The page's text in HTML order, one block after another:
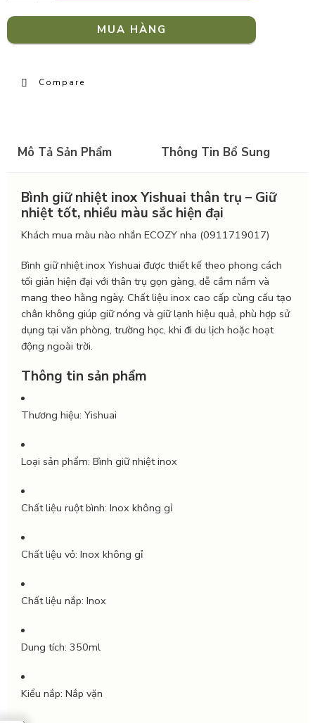
MUA HÀNG
Compare
Mô Tả Sản Phẩm Thông Tin Bổ Sung
Bình giữ nhiệt inox Yishuai thân trụ – Giữ
nhiệt tốt, nhiều màu sắc hiện đại
Khách mua màu nào nhắn ECOZY nha (0911719017)
Bình giữ nhiệt inox Yishuai được thiết kế theo phong cách
tối giản hiện đại với thân trụ gọn gàng, dễ cầm nắm và
mang theo hằng ngày. Chất liệu inox cao cấp cùng cấu tạo
chân không giúp giữ nóng và giữ lạnh hiệu quả, phù hợp sử
dụng tại văn phòng, trường học, khi đi du lịch hoặc hoạt
động ngoài trời.
Thông tin sản phẩm
Thương hiệu: Yishuai
Loại sản phẩm: Bình giữ nhiệt inox
Chất liệu ruột bình: Inox không gỉ
Chất liệu vỏ: Inox không gỉ
Chất liệu nắp: Inox
Dung tích: 350ml
Kiểu nắp: Nắp vặn